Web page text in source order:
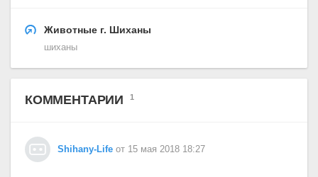
Животные г. Шиханы
шиханы
КОММЕНТАРИИ 1
Shihany-Life от 15 мая 2018 18:27